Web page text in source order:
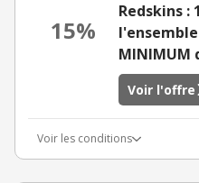
15%
Redskins :
MINIMUM
Voir l'offre
Voir les conditions